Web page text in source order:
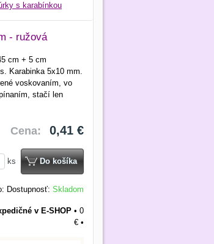
s karabínkou
- ružová
cm + 5 cm
Karabinka 5x10 mm.
voskovaním, vo
stačí len
Cena: 0,41 €
ks Do košíka
Dostupnosť: Skladom
v E-SHOP • 0
€ •